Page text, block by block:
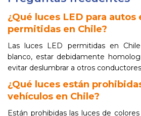
¿Qué luces LED para autos
permitidas en Chile?
Las luces LED permitidas en
blanco, estar debidamente
evitar deslumbrar a otros
¿Qué luces están
vehículos en Chile?
Están prohibidas las luces de